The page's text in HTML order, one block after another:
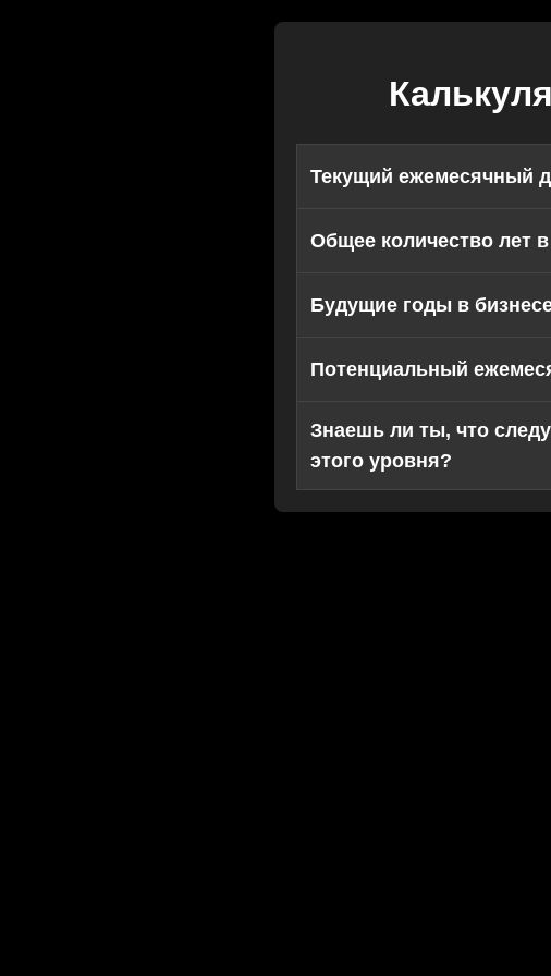
Текущий ежемесячный
Общее количество лет
Будущие годы в
Потенциальный
Знаешь ли ты, что
этого уровня?